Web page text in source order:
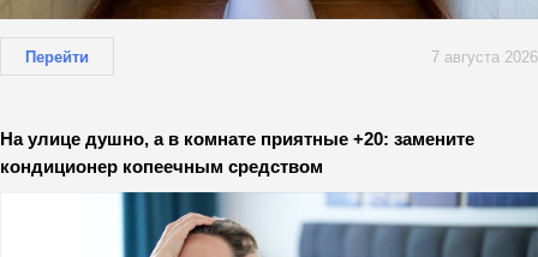
Перейти 7 августа 2026
На улице душно, а в комнате приятные +20: замените
кондиционер копеечным средством